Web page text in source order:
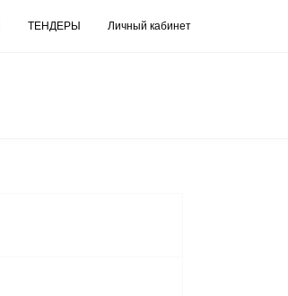
ТЕНДЕРЫ Личный кабинет